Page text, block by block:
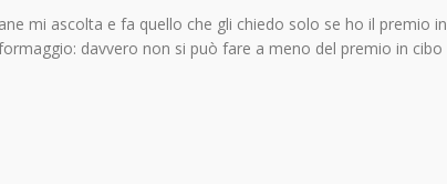
mi ascolta e fa quello che gli chiedo solo se ho il premio in
davvero non si può fare a meno del premio in cibo